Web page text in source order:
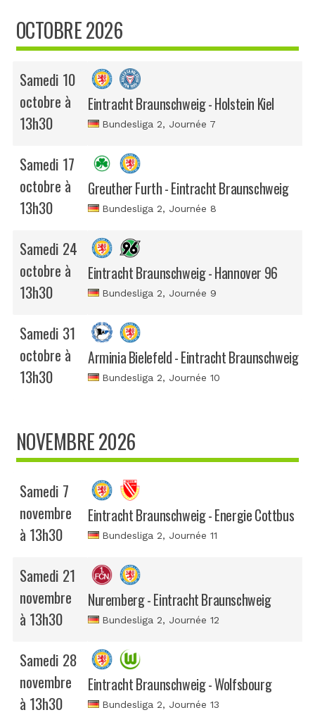
OCTOBRE 2026
Samedi 10
octobre à
13h30
Eintracht Braunschweig - Holstein Kiel
Bundesliga 2, Journée 7
Samedi 17
octobre à
13h30
Greuther Furth - Eintracht Braunschweig
Bundesliga 2, Journée 8
Samedi 24
octobre à
13h30
Eintracht Braunschweig - Hannover 96
Bundesliga 2, Journée 9
Samedi 31
octobre à
13h30
Arminia Bielefeld - Eintracht Braunschweig
Bundesliga 2, Journée 10
NOVEMBRE 2026
Samedi 7
novembre
à 13h30
Eintracht Braunschweig - Energie Cottbus
Bundesliga 2, Journée 11
Samedi 21
novembre
à 13h30
Nuremberg - Eintracht Braunschweig
Bundesliga 2, Journée 12
Samedi 28
novembre
à 13h30
Eintracht Braunschweig - Wolfsbourg
Bundesliga 2, Journée 13